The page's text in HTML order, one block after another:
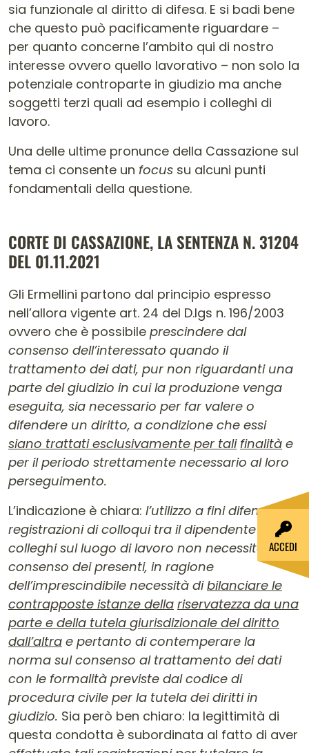
sia funzionale al diritto di difesa. E si badi bene
che questo può pacificamente riguardare –
per quanto concerne l’ambito qui di nostro
interesse ovvero quello lavorativo – non solo la
potenziale controparte in giudizio ma anche
soggetti terzi quali ad esempio i colleghi di
lavoro.
Una delle ultime pronunce della Cassazione sul
tema ci consente un focus su alcuni punti
fondamentali della questione.
CORTE DI CASSAZIONE, LA SENTENZA N. 31204
DEL 01.11.2021
Gli Ermellini partono dal principio espresso
nell’allora vigente art. 24 del D.lgs n. 196/2003
ovvero che è possibile prescindere dal
consenso dell’interessato quando il
trattamento dei dati, pur non riguardanti una
parte del giudizio in cui la produzione venga
eseguita, sia necessario per far valere o
difendere un diritto, a condizione che essi
siano trattati esclusivamente per tali finalità e
per il periodo strettamente necessario al loro
perseguimento.
L’indicazione è chiara: l’utilizzo a fini difensivi di
registrazioni di colloqui tra il dipendente e i
colleghi sul luogo di lavoro non necessita del
consenso dei presenti, in ragione
dell’imprescindibile necessità dibilanciare le
contrapposte istanze della riservatezza da una
parte e della tutela giurisdizionale del diritto
dall’altra e pertanto di contemperare la
norma sul consenso al trattamento dei dati
con le formalità previste dal codice di
procedura civile per la tutela dei diritti in
giudizio. Sia però ben chiaro: la legittimità di
questa condotta è subordinata al fatto di aver
ACCEDI